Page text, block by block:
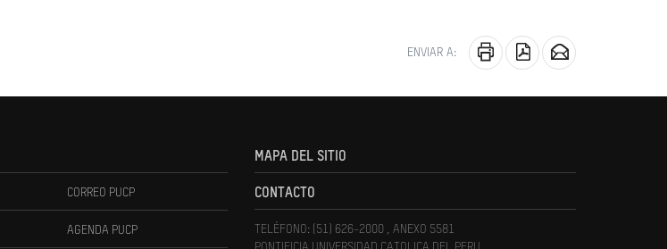
ENVIAR A:
CORREO PUCP
AGENDA PUCP
MAPA DEL SITIO
CONTACTO
TELÉFONO: (51) 626-2000 , ANEXO 5581